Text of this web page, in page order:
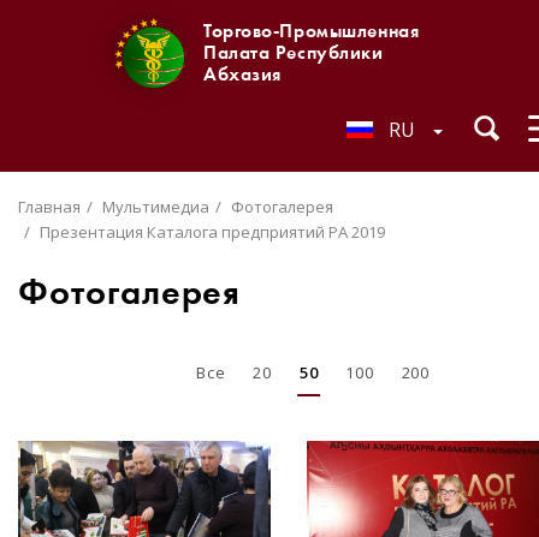
Торгово-Промышленная
Палата Республики
Абхазия
RU
Главная Мультимедиа
Фотогалерея
Презентация Каталога предприятий РА 2019
Фотогалерея
Все 20 50 100 200